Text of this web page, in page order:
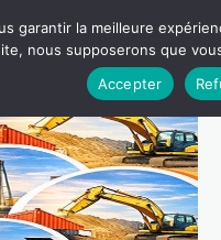
garantir la meilleure
nous supposerons que
Accepter